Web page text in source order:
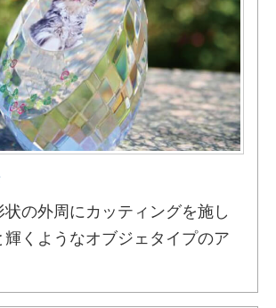
状の外周にカッティングを施し
輝くようなオブジェタイプのア